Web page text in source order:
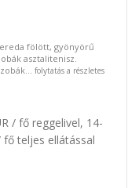
fölött, gyönyörű
asztalitenisz.
folytatás a részletes
/ fő reggelivel, 14-
fő teljes ellátással